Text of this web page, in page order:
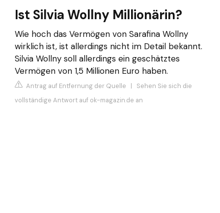
Ist Silvia Wollny Millionärin?
Wie hoch das Vermögen von Sarafina Wollny
wirklich ist, ist allerdings nicht im Detail bekannt.
Silvia Wollny soll allerdings ein geschätztes
Vermögen von 1,5 Millionen Euro haben.
Antrag auf Entfernung der Quelle | Sehen Sie sich die
vollständige Antwort auf ok-magazin.de an